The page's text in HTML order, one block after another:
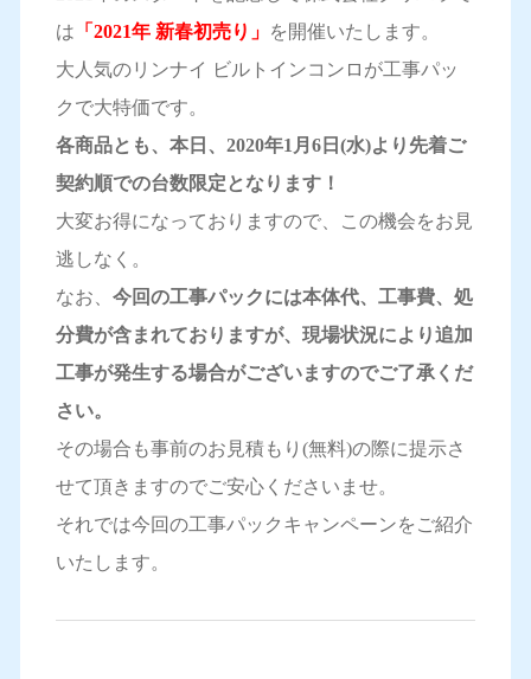
は 「2021年 新春初売り」 を開催いたします。
大人気のリンナイ ビルトインコンロが工事パッ
クで大特価です。
各商品とも、本日、2020年1月6日(水)より先着ご
契約順での台数限定となります！
大変お得になっておりますので、この機会をお見
逃しなく。
なお、 今回の工事パックには本体代、工事費、処
分費が含まれておりますが、現場状況により追加
工事が発生する場合がございますのでご了承くだ
さい。
その場合も事前のお見積もり(無料)の際に提示さ
せて頂きますのでご安心くださいませ。
それでは今回の工事パックキャンペーンをご紹介
いたします。